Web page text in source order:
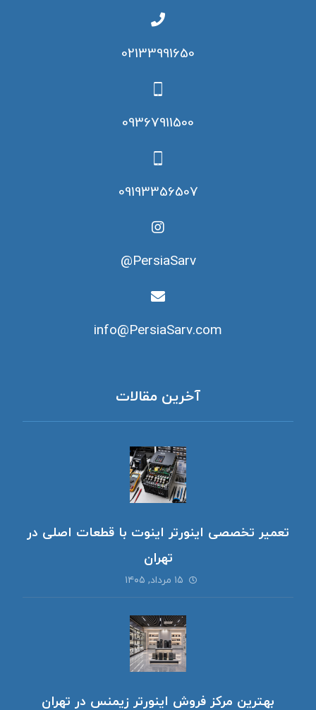
02133991650
09367911500
09193356507
PersiaSarv@
info@PersiaSarv.com
آخرین مقالات
تعمیر تخصصی اینورتر اینوت با قطعات اصلی در
تهران
۱۵ مرداد, ۱۴۰۵
بهترین مرکز فروش اینورتر زیمنس در تهران